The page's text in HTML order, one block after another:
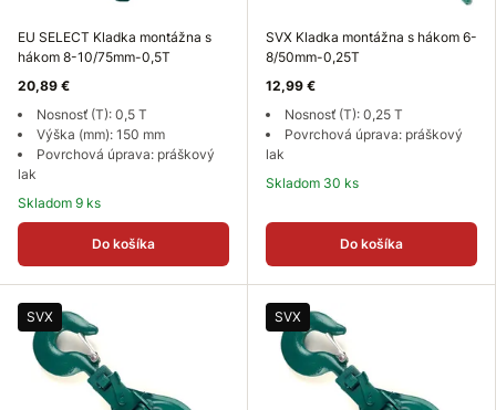
EU SELECT Kladka montážna s
hákom 8-10/75mm-0,5T
20,89 €
Nosnosť (T): 0,5 T
Výška (mm): 150 mm
Povrchová úprava: práškový
lak
Skladom 9 ks
Do košíka
SVX Kladka montážna s hákom 6-
8/50mm-0,25T
12,99 €
Nosnosť (T): 0,25 T
Povrchová úprava: práškový
lak
Skladom 30 ks
Do košíka
SVX SVX